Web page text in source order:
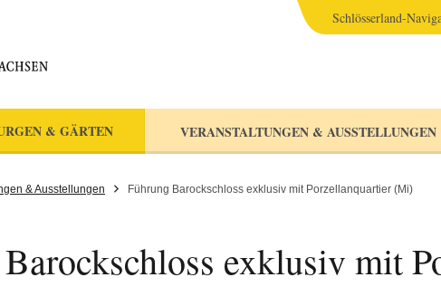
& GÄRTEN VERANSTALTUNGEN & AUSSTELLUNGEN
Schlösserland-
& Ausstellungen Führung Barockschloss exklusiv mit Porzellanquartier (Mi)
exklusiv mit